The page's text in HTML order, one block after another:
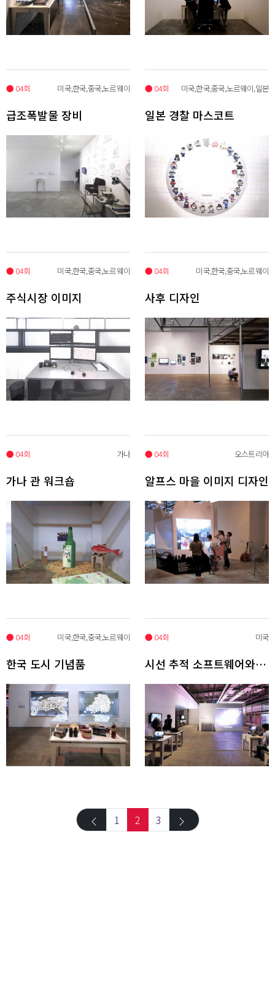
● 04회 미국,한국,중국,노르웨이
급조폭발물 장비
● 04회 미국,한국,중국,노르웨이,일본
일본 경찰 마스코트
● 04회 미국,한국,중국,노르웨이
주식시장 이미지
● 04회 미국,한국,중국,노르웨이
사후 디자인
● 04회 가나
가나 관 워크숍
● 04회 오스트리아
알프스 마을 이미지 디자인
● 04회 미국,한국,중국,노르웨이
한국 도시 기념품
● 04회 미국
시선 추적 소프트웨어와 인터페이스
1 2 3